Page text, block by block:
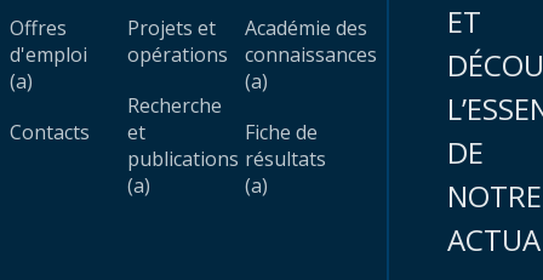
Offres
d'emploi
(a)
Contacts
Projets et
opérations
Recherche
et
publications
(a)
Académie des
connaissances
(a)
Fiche de
résultats
(a)
ET
DE
NOTRE